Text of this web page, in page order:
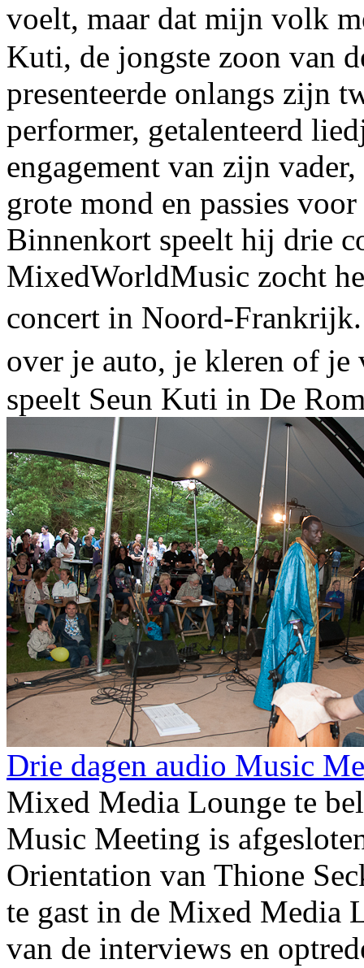
voelt, maar dat mijn volk
Kuti, de jongste zoon van
presenteerde onlangs zijn
performer, getalenteerd
engagement van zijn
grote mond en passies
Binnenkort speelt hij drie
MixedWorldMusic zocht
concert in Noord-
over je auto, je kleren of
speelt Seun Kuti in De
Drie dagen audio Music
Mixed Media Lounge te
Music Meeting is
Orientation van Thione
te gast in de Mixed Media
van de interviews en